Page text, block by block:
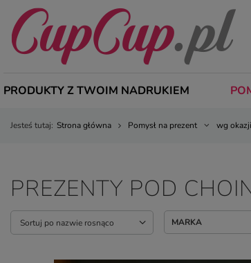
PRODUKTY Z TWOIM NADRUKIEM
Jesteś tutaj: Strona główna Pomysł na prezent wg okazji
PREZENTY POD
Sortuj po nazwie rosnąco MARKA